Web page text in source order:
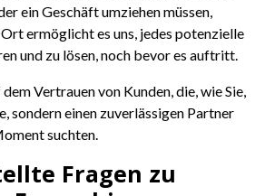
ein Geschäft umziehen müssen,
ermöglicht es uns, jedes potenzielle
und zu lösen, noch bevor es auftritt.
Vertrauen von Kunden, die, wie Sie,
sondern einen zuverlässigen Partner
suchten.
Fragen zu